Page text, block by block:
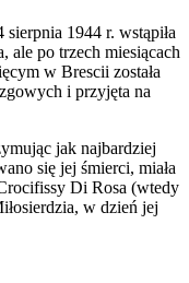
1944 r. wstąpiła
ale po trzech miesiącach
w Brescii została
i przyjęta na
jak najbardziej
się jej śmierci, miała
Di Rosa (wtedy
w dzień jej